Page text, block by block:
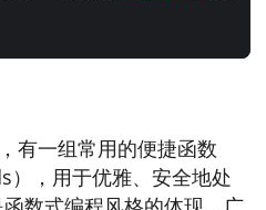
有一组常用的便捷函数
），用于优雅、安全地处